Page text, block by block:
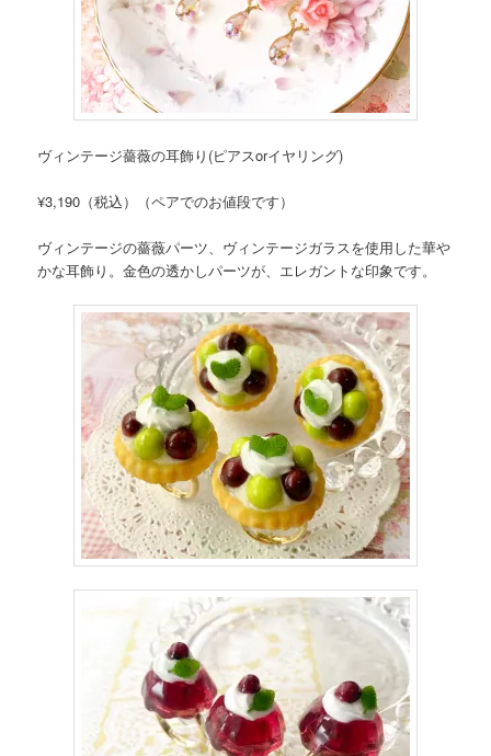
ヴィンテージ薔薇の耳飾り(ピアスorイヤリング)
¥3,190（税込）（ペアでのお値段です）
ヴィンテージの薔薇パーツ、ヴィンテージガラスを使用した華や
かな耳飾り。金色の透かしパーツが、エレガントな印象です。